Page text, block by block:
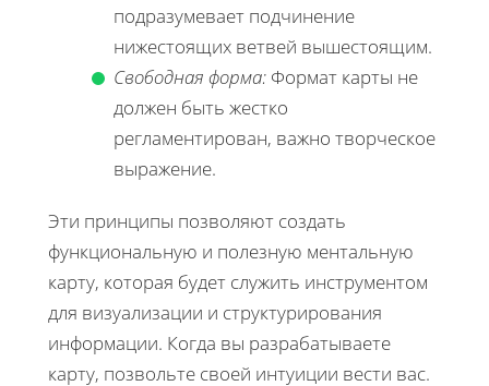
подразумевает подчинение
нижестоящих ветвей вышестоящим.
Свободная форма: Формат карты не
должен быть жестко
регламентирован, важно творческое
выражение.
Эти принципы позволяют создать
функциональную и полезную ментальную
карту, которая будет служить инструментом
для визуализации и структурирования
информации. Когда вы разрабатываете
карту, позвольте своей интуиции вести вас.